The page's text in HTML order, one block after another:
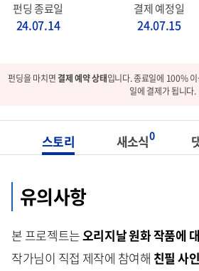
펀딩 종료일
24.07.14
결제 예정일
24.07.15
펀딩을 마치면결제 예약 상태입니다. 종료일에 100%
일에 결제가 됩니다.
스토리 새소식0
유의사항
본 프로젝트는오리지날 원화 작품에
작가님이 직접 제작에 참여해 친필 사